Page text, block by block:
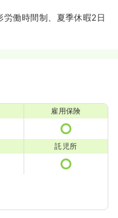
働時間制、夏季休暇2日
雇用保険
託児所